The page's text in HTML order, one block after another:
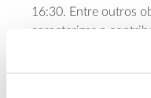
16:30. Entre outros
caracterizar o
nacional para os